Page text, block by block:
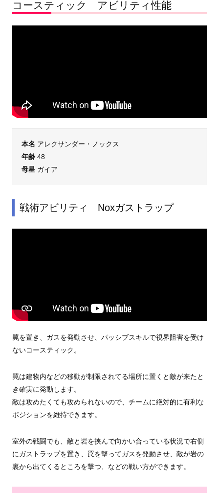
コースティック アビリティ性能
本名 アレクサンダー・ノックス
年齢48
母星 ガイア
戦術アビリティ Noxガストラップ
罠を置き、ガスを発動させ、パッシブスキルで視界阻害を受け
ないコースティック。
罠は建物内などの移動が制限されてる場所に置くと敵が来たと
き確実に発動します。
敵は攻めたくても攻められないので、チームに絶対的に有利な
ポジションを維持できます。
室外の戦闘でも、敵と岩を挟んで向かい合っている状況で右側
にガストラップを置き、罠を撃ってガスを発動させ、敵が岩の
裏から出てくるところを撃つ、などの戦い方ができます。